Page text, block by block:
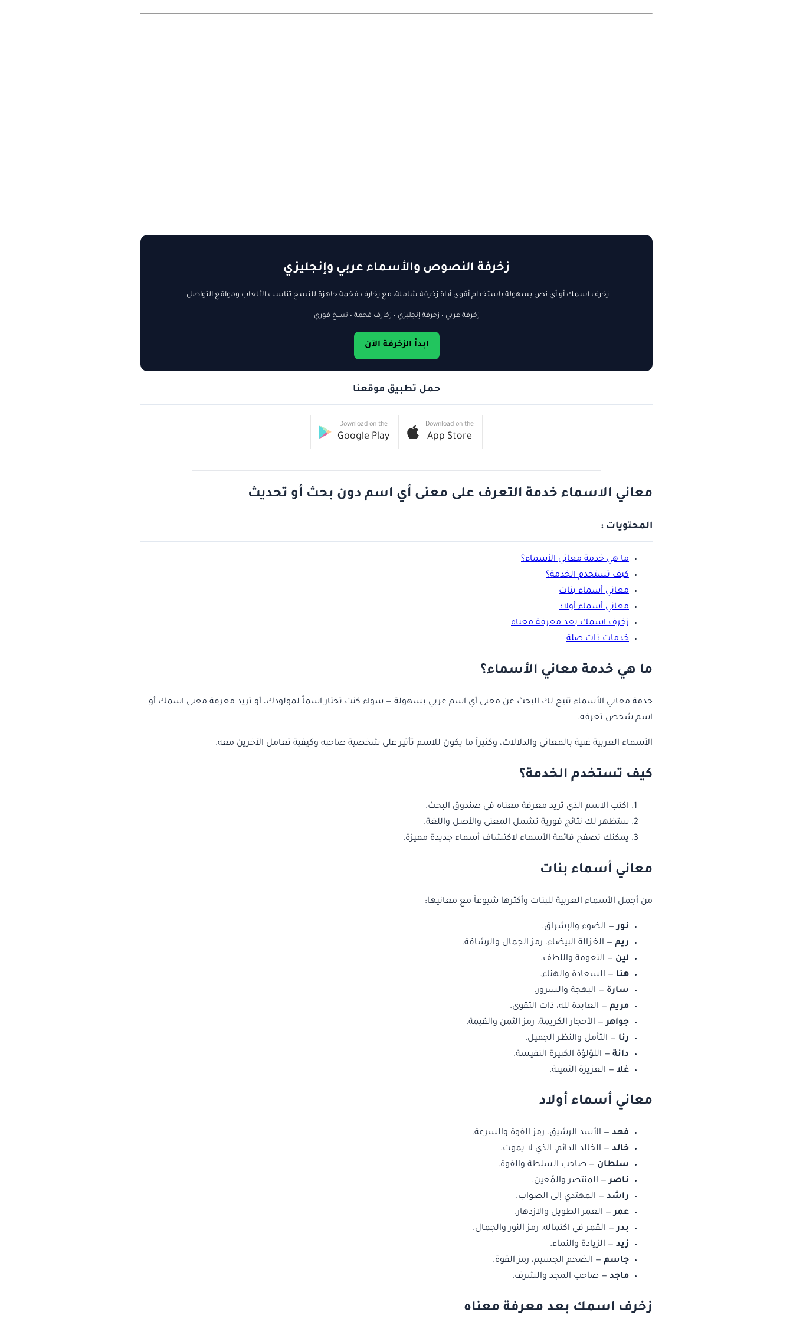
زخرفة النصوص والأسماء عربي وإنجليزي
زخرف اسمك أو أي نص بسهولة باستخدام أقوى أداة زخرفة شاملة، مع زخارف فخمة جاهزة للنسخ تناسب الألعاب ومواقع التواصل.
زخرفة عربي • زخرفة إنجليزي • زخارف فخمة • نسخ فوري
ابدأ الزخرفة الآن
حمل تطبيق موقعنا
Download on the
App Store
Download on the
Google Play
معاني الاسماء خدمة التعرف على معنى أي اسم دون بحث أو تحديث
المحتويات :
ما هي خدمة معاني الأسماء؟
كيف تستخدم الخدمة؟
معاني أسماء بنات
معاني أسماء أولاد
زخرف اسمك بعد معرفة معناه
خدمات ذات صلة
ما هي خدمة معاني الأسماء؟
خدمة معاني الأسماء تتيح لك البحث عن معنى أي اسم عربي بسهولة — سواء كنت تختار اسماً لمولودك، أو تريد معرفة معنى اسمك أو
اسم شخص تعرفه.
الأسماء العربية غنية بالمعاني والدلالات، وكثيراً ما يكون للاسم تأثير على شخصية صاحبه وكيفية تعامل الآخرين معه.
كيف تستخدم الخدمة؟
اكتب الاسم الذي تريد معرفة معناه في صندوق البحث.
ستظهر لك نتائج فورية تشمل المعنى والأصل واللغة.
يمكنك تصفح قائمة الأسماء لاكتشاف أسماء جديدة مميزة.
معاني أسماء بنات
من أجمل الأسماء العربية للبنات وأكثرها شيوعاً مع معانيها:
نور— الضوء والإشراق.
ريم — الغزالة البيضاء، رمز الجمال والرشاقة.
لين — النعومة واللطف.
هنا — السعادة والهناء.
سارة — البهجة والسرور.
مريم — العابدة لله، ذات التقوى.
جواهر— الأحجار الكريمة، رمز الثمن والقيمة.
رنا — التأمل والنظر الجميل.
دانة — اللؤلؤة الكبيرة النفيسة.
غلا — العزيزة الثمينة.
معاني أسماء أولاد
فهد — الأسد الرشيق، رمز القوة والسرعة.
خالد — الخالد الدائم، الذي لا يموت.
سلطان — صاحب السلطة والقوة.
ناصر— المنتصر والمُعين.
راشد — المهتدي إلى الصواب.
عمر— العمر الطويل والازدهار.
بدر— القمر في اكتماله، رمز النور والجمال.
زيد — الزيادة والنماء.
جاسم — الضخم الجسيم، رمز القوة.
ماجد — صاحب المجد والشرف.
زخرف اسمك بعد معرفة معناه